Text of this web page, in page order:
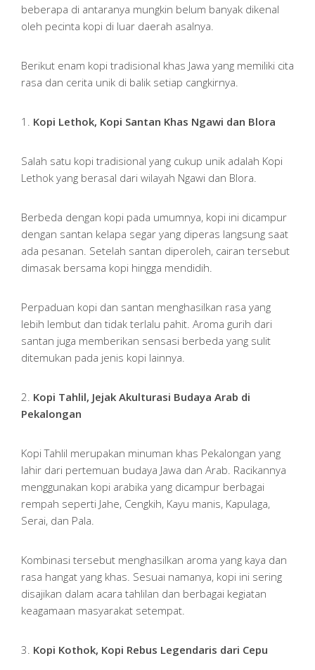
beberapa di antaranya mungkin belum banyak dikenal
oleh pecinta kopi di luar daerah asalnya.
Berikut enam kopi tradisional khas Jawa yang memiliki cita
rasa dan cerita unik di balik setiap cangkirnya.
1. Kopi Lethok, Kopi Santan Khas Ngawi dan Blora
Salah satu kopi tradisional yang cukup unik adalah Kopi
Lethok yang berasal dari wilayah Ngawi dan Blora.
Berbeda dengan kopi pada umumnya, kopi ini dicampur
dengan santan kelapa segar yang diperas langsung saat
ada pesanan. Setelah santan diperoleh, cairan tersebut
dimasak bersama kopi hingga mendidih.
Perpaduan kopi dan santan menghasilkan rasa yang
lebih lembut dan tidak terlalu pahit. Aroma gurih dari
santan juga memberikan sensasi berbeda yang sulit
ditemukan pada jenis kopi lainnya.
2. Kopi Tahlil, Jejak Akulturasi Budaya Arab di
Pekalongan
Kopi Tahlil merupakan minuman khas Pekalongan yang
lahir dari pertemuan budaya Jawa dan Arab. Racikannya
menggunakan kopi arabika yang dicampur berbagai
rempah seperti Jahe, Cengkih, Kayu manis, Kapulaga,
Serai, dan Pala.
Kombinasi tersebut menghasilkan aroma yang kaya dan
rasa hangat yang khas. Sesuai namanya, kopi ini sering
disajikan dalam acara tahlilan dan berbagai kegiatan
keagamaan masyarakat setempat.
3. Kopi Kothok, Kopi Rebus Legendaris dari Cepu